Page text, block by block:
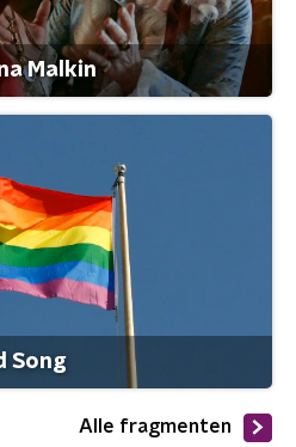
Malkin
Song
Alle fragmenten